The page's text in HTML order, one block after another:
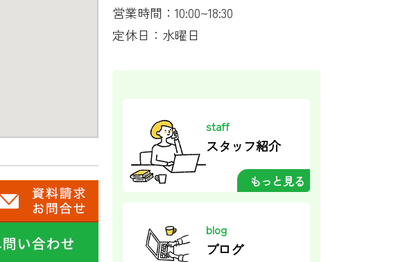
営業時間：10:00~18:30
定休日：水曜日
staff
スタッフ紹介
もっと見る
blog
ブログ